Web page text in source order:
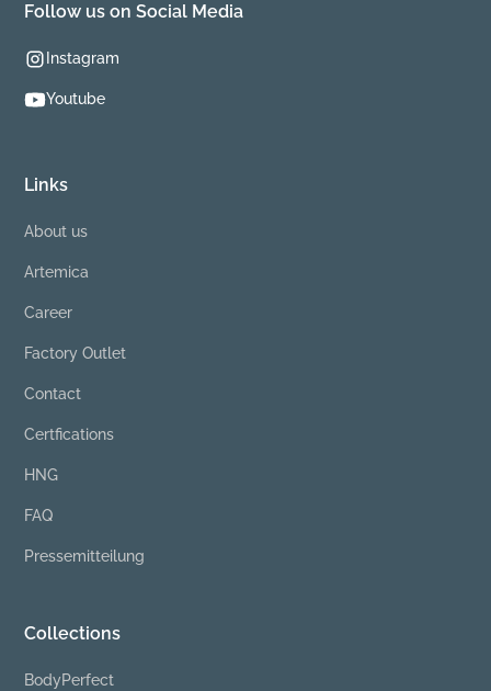
Follow us on Social Media
Instagram
Youtube
Links
About us
Artemica
Career
Factory Outlet
Contact
Certfications
HNG
FAQ
Pressemitteilung
Collections
BodyPerfect